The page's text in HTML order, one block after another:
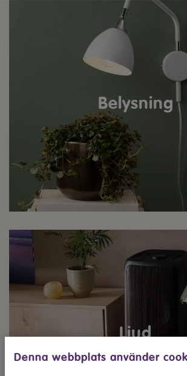
Denna webbplats använder
Belysning
Ljud